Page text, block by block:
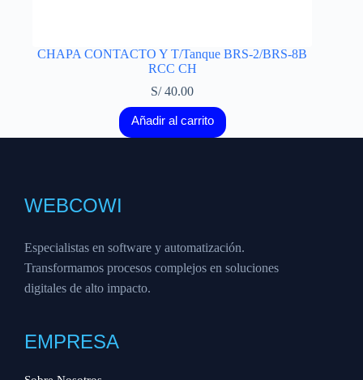
CHAPA CONTACTO Y T/Tanque BRS-2/BRS-8B
RCC CH
S/40.00
Añadir al carrito
WEBCOWI
Especialistas en software y automatización.
Transformamos procesos complejos en soluciones
digitales de alto impacto.
EMPRESA